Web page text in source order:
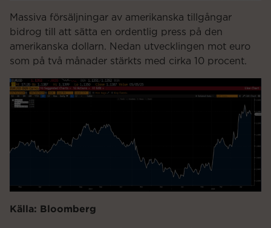
Massiva försäljningar av amerikanska tillgångar
bidrog till att sätta en ordentlig press på den
amerikanska dollarn. Nedan utvecklingen mot euro
som på två månader stärkts med cirka 10 procent.
Källa: Bloomberg